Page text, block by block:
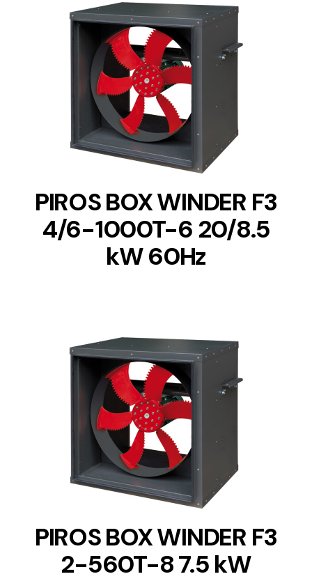
DETAILS
PIROS BOX WINDER F3
4/6-1000T-6 20/8.5
kW 60Hz
DETAILS
PIROS BOX WINDER F3
2-560T-8 7.5 kW